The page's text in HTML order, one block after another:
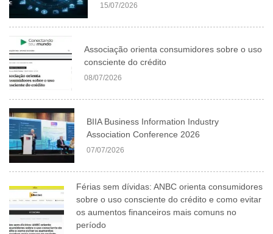
15/07/2026
Associação orienta consumidores sobre o uso
consciente do crédito
08/07/2026
BIIA Business Information Industry
Association Conference 2026
07/07/2026
Férias sem dívidas: ANBC orienta consumidores
sobre o uso consciente do crédito e como evitar
os aumentos financeiros mais comuns no
período